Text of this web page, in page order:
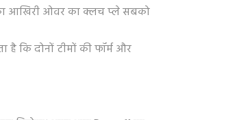
आखिरी ओवर का क्लच प्ले सबको
कि दोनों टीमों की फॉर्म और